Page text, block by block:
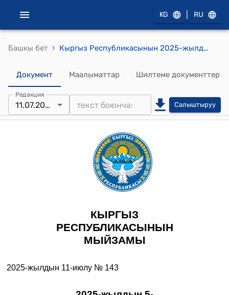
KG RU
Башкы бет › Кыргыз Республикасынын 2025-жылдын 11-июлундагы № 143 "2025-жылдын 5-февралында Пекин шаарында кол коюлган Кыргыз Республикасынын Министрлер Кабинети менен Кытай Эл Республикасынын Өкмөтүнүн ортосундагы Социалдык камсыздандыруу жөнүндө макулдашууну ратификациялоо тууралуу" Мыйзамы
Документ Маалыматтар Шилтеме документтер
Редакция
11.07.2025 Салыштыруу